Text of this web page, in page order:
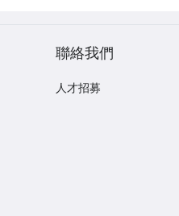
聯絡我們
人才招募